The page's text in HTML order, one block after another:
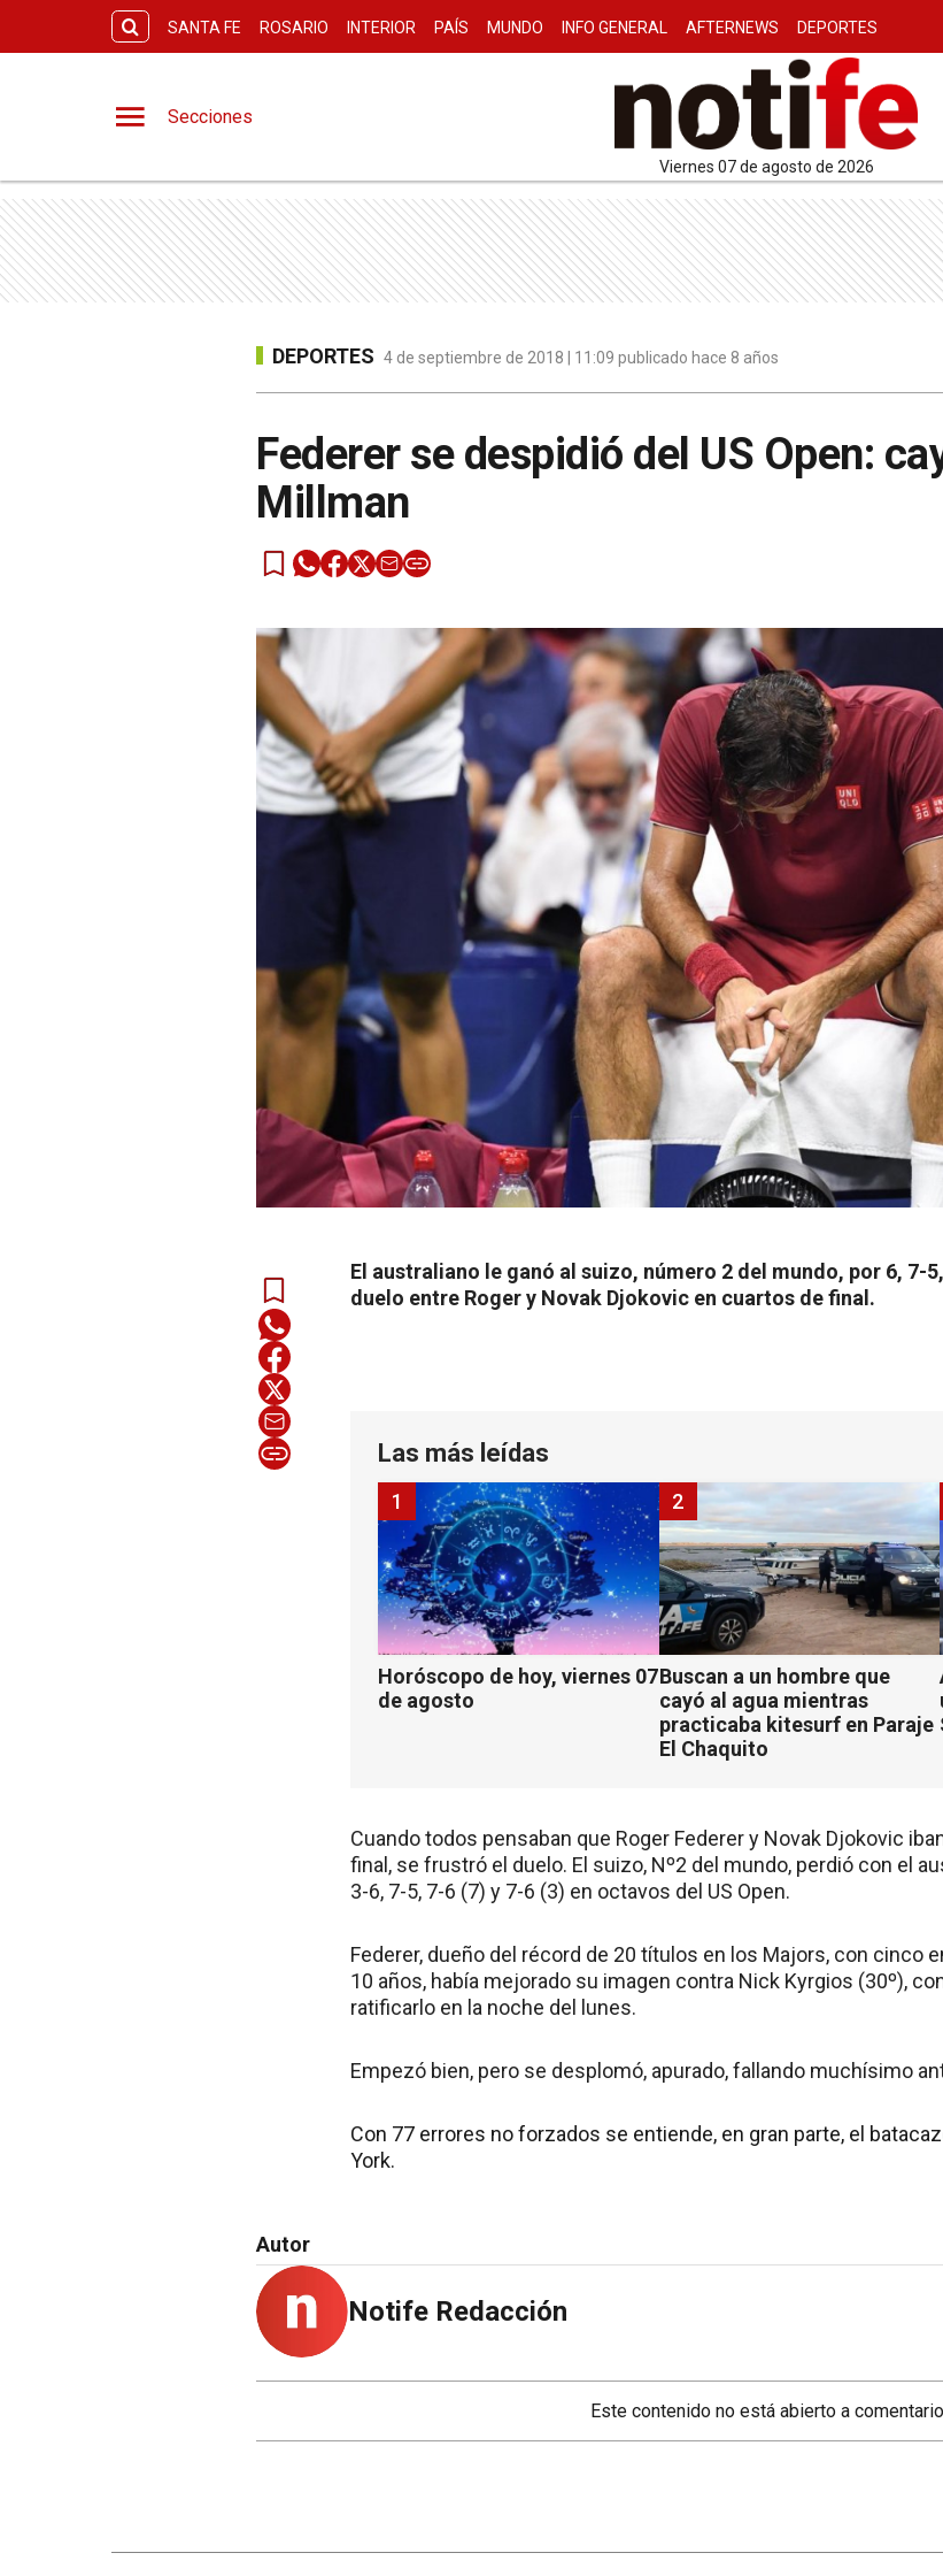
SANTA FE ROSARIO INTERIOR PAÍS MUNDO INFO GENERAL AFTERNEWS DEPORTES
Secciones
viernes 07 de agosto de 2026
DEPORTES 4 de septiembre de 2018 | 11:09 publicado hace 8 años
Federer se despidió del US Open:
Millman
El australiano le ganó al suizo, número 2 del mundo, por 6, 7-
duelo entre Roger y Novak Djokovic en cuartos de final.
Las más leídas
Horóscopo de hoy, viernes 07
de agosto
1
Buscan a un hombre que
cayó al agua mientras
practicaba kitesurf en Paraje
El Chaquito
2
Cuando todos pensaban que Roger Federer y Novak Djokovic
final, se frustró el duelo. El suizo, Nº2 del mundo, perdió con el
3-6, 7-5, 7-6 (7) y 7-6 (3) en octavos del US Open.
Federer, dueño del récord de 20 títulos en los Majors, con cinco
10 años, había mejorado su imagen contra Nick Kyrgios (30º),
ratificarlo en la noche del lunes.
Empezó bien, pero se desplomó, apurado, fallando muchísimo
Con 77 errores no forzados se entiende, en gran parte, el
York.
Autor
Notife Redacción
Este contenido no está abierto a